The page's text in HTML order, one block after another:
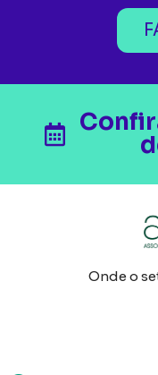
Onde o